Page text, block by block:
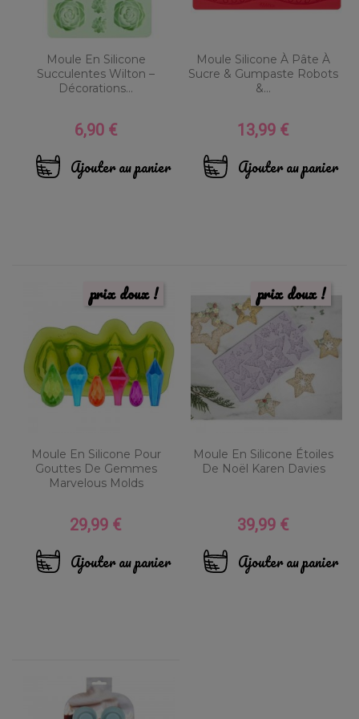
Moule En Silicone
Succulentes Wilton –
Décorations...
Prix
6,90 €
Ajouter au panier
Moule Silicone À Pâte À
Sucre & Gumpaste Robots
&...
Prix
13,99 €
Ajouter au panier
Moule En Silicone Pour
Gouttes De Gemmes
Marvelous Molds
Prix
29,99 €
Ajouter au panier
prix doux !
Moule En Silicone Étoiles
De Noël Karen Davies
Prix
39,99 €
Ajouter au panier
prix doux !